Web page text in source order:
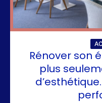
Rénover son
plus